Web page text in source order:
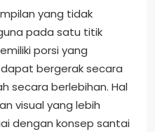
yang tidak
pada satu titik
porsi yang
bergerak secara
secara berlebihan. Hal
visual yang lebih
dengan konsep santai